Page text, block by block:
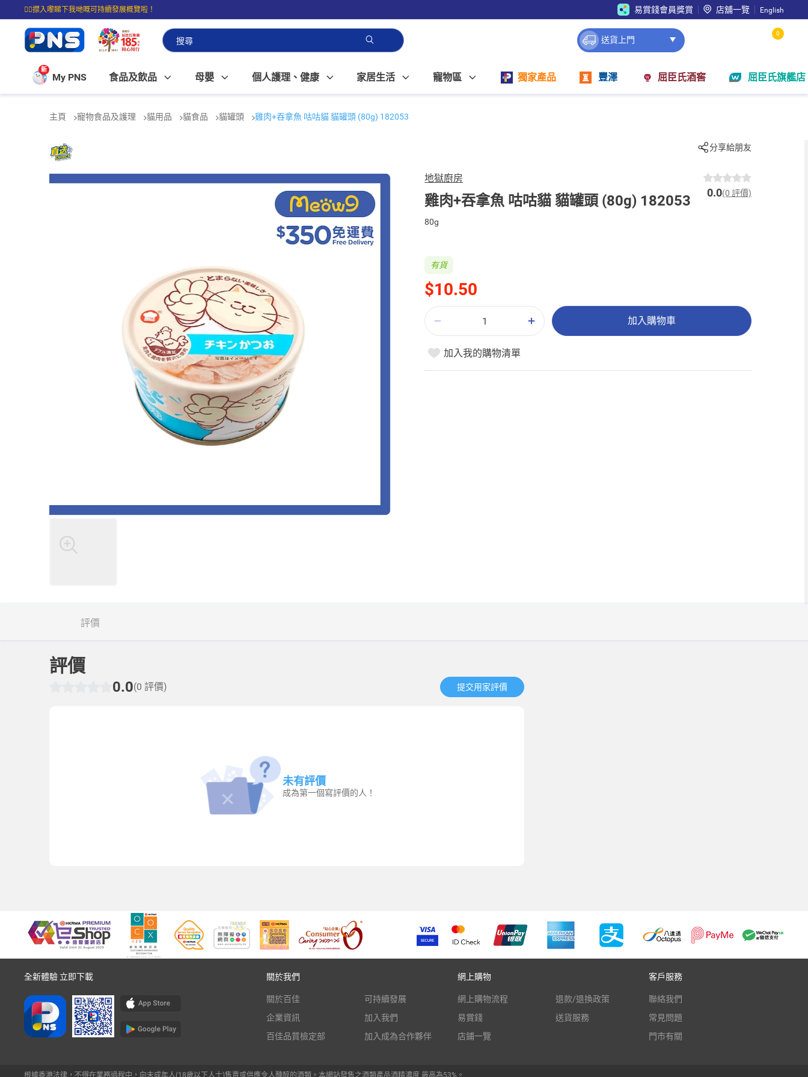
☝🏼㩒入嚟睇下我哋嘅可持續發展概覽啦！
⭐購物滿$399即享免費送貨；滿$100即可免費店取。
易賞錢會員獎賞 店舖一覽 English
送貨上門
0
新
My PNS 食品及飲品 母嬰 個人護理、健康 家居生活 寵物區 獨家產品 豐澤 屈臣氏酒窖 屈臣氏旗艦店
主頁 寵物食品及護理 貓用品 貓食品 貓罐頭 雞肉+吞拿魚 咕咕貓 貓罐頭 (80g) 182053
分享給朋友
地獄廚房
雞肉+吞拿魚 咕咕貓 貓罐頭 (80g) 182053 0.0(0 評價)
80g
$10.50
有貨
加入購物車
加入我的購物清單
評價
評價
0.0(0 評價) 提交用家評價​
未有評價
成為第一個寫評價的人！
全新體驗 立即下載 關於我們
關於百佳
企業資訊
百佳品質檢定部
可持續發展
加入我們
加入成為合作夥伴
網上購物
網上購物流程
易賞錢
店鋪一覽
退款/退換政策
送貨服務
客戶服務
聯絡我們
常見問題
門市有關
根據香港法律，不得在業務過程中，向未成年人(18歲以下人士)售賣或供應令人醺醉的酒類。本網站發售之酒類產品酒精濃度 最高為53%。